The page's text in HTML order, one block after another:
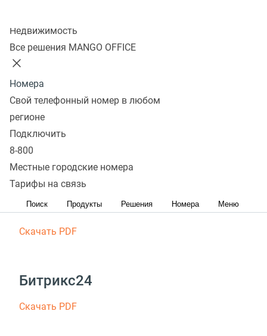
Недвижимость
Все решения MANGO OFFICE
Номера
Свой телефонный номер в любом
регионе
Подключить
8-800
Местные городские номера
Тарифы на связь
Поиск Продукты Решения Номера Меню
Готовые интеграции
и инструкции
по подключению
1С: Управление торговлей
Скачать PDF
amoCRM
Скачать PDF
Битрикс24
Скачать PDF